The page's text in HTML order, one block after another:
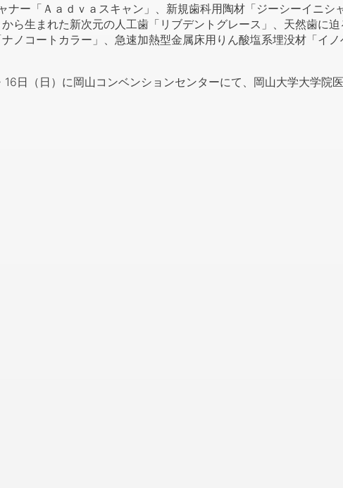
ー「Ａａｄｖａスキャン」、新規歯科用陶材「ジーシーイニシ
ら生まれた新次元の人工歯「リブデントグレース」、天然歯に
ノコートカラー」、急速加熱型金属床用りん酸塩系埋没材「イ
日（日）に岡山コンベンションセンターにて、岡山大学大学院